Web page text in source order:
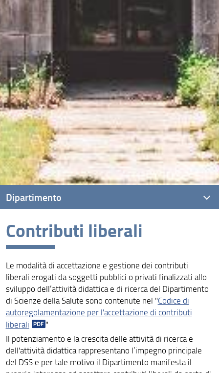
Contributi liberali
Le modalità di accettazione e gestione dei contributi
liberali erogati da soggetti pubblici o privati finalizzati allo
sviluppo dell’attività didattica e di ricerca del Dipartimento
di Scienze della Salute sono contenute nel "Codice di
autoregolamentazione per l'accettazione di contributi
liberali
"
Il potenziamento e la crescita delle attività di ricerca e
dell'attività didattica rappresentano l’impegno principale
del DSS e per tale motivo il Dipartimento manifesta il
Dipartimento
Presentazione
Persone
Organizzazione
Bandi e avvisi
Normativa
Informazioni amministrative e Modulistica
Contatti
Chi fa cosa